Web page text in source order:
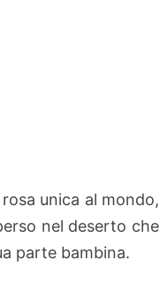
unica al mondo,
nel deserto che
parte bambina.